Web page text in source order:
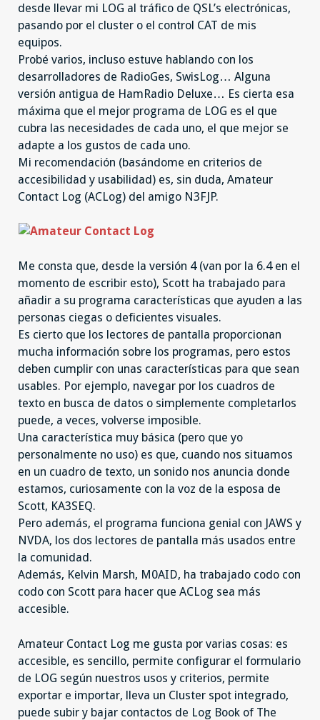
desde llevar mi LOG al tráfico de QSL’s electrónicas,
pasando por el cluster o el control CAT de mis
equipos.
Probé varios, incluso estuve hablando con los
desarrolladores de RadioGes, SwisLog… Alguna
versión antigua de HamRadio Deluxe… Es cierta esa
máxima que el mejor programa de LOG es el que
cubra las necesidades de cada uno, el que mejor se
adapte a los gustos de cada uno.
Mi recomendación (basándome en criterios de
accesibilidad y usabilidad) es, sin duda, Amateur
Contact Log (ACLog) del amigo N3FJP.
Me consta que, desde la versión 4 (van por la 6.4 en el
momento de escribir esto), Scott ha trabajado para
añadir a su programa características que ayuden a las
personas ciegas o deficientes visuales.
Es cierto que los lectores de pantalla proporcionan
mucha información sobre los programas, pero estos
deben cumplir con unas características para que sean
usables. Por ejemplo, navegar por los cuadros de
texto en busca de datos o simplemente completarlos
puede, a veces, volverse imposible.
Una característica muy básica (pero que yo
personalmente no uso) es que, cuando nos situamos
en un cuadro de texto, un sonido nos anuncia donde
estamos, curiosamente con la voz de la esposa de
Scott, KA3SEQ.
Pero además, el programa funciona genial con JAWS y
NVDA, los dos lectores de pantalla más usados entre
la comunidad.
Además, Kelvin Marsh, M0AID, ha trabajado codo con
codo con Scott para hacer que ACLog sea más
accesible.
Amateur Contact Log me gusta por varias cosas: es
accesible, es sencillo, permite configurar el formulario
de LOG según nuestros usos y criterios, permite
exportar e importar, lleva un Cluster spot integrado,
puede subir y bajar contactos de Log Book of The